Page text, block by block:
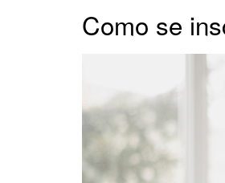
Como se